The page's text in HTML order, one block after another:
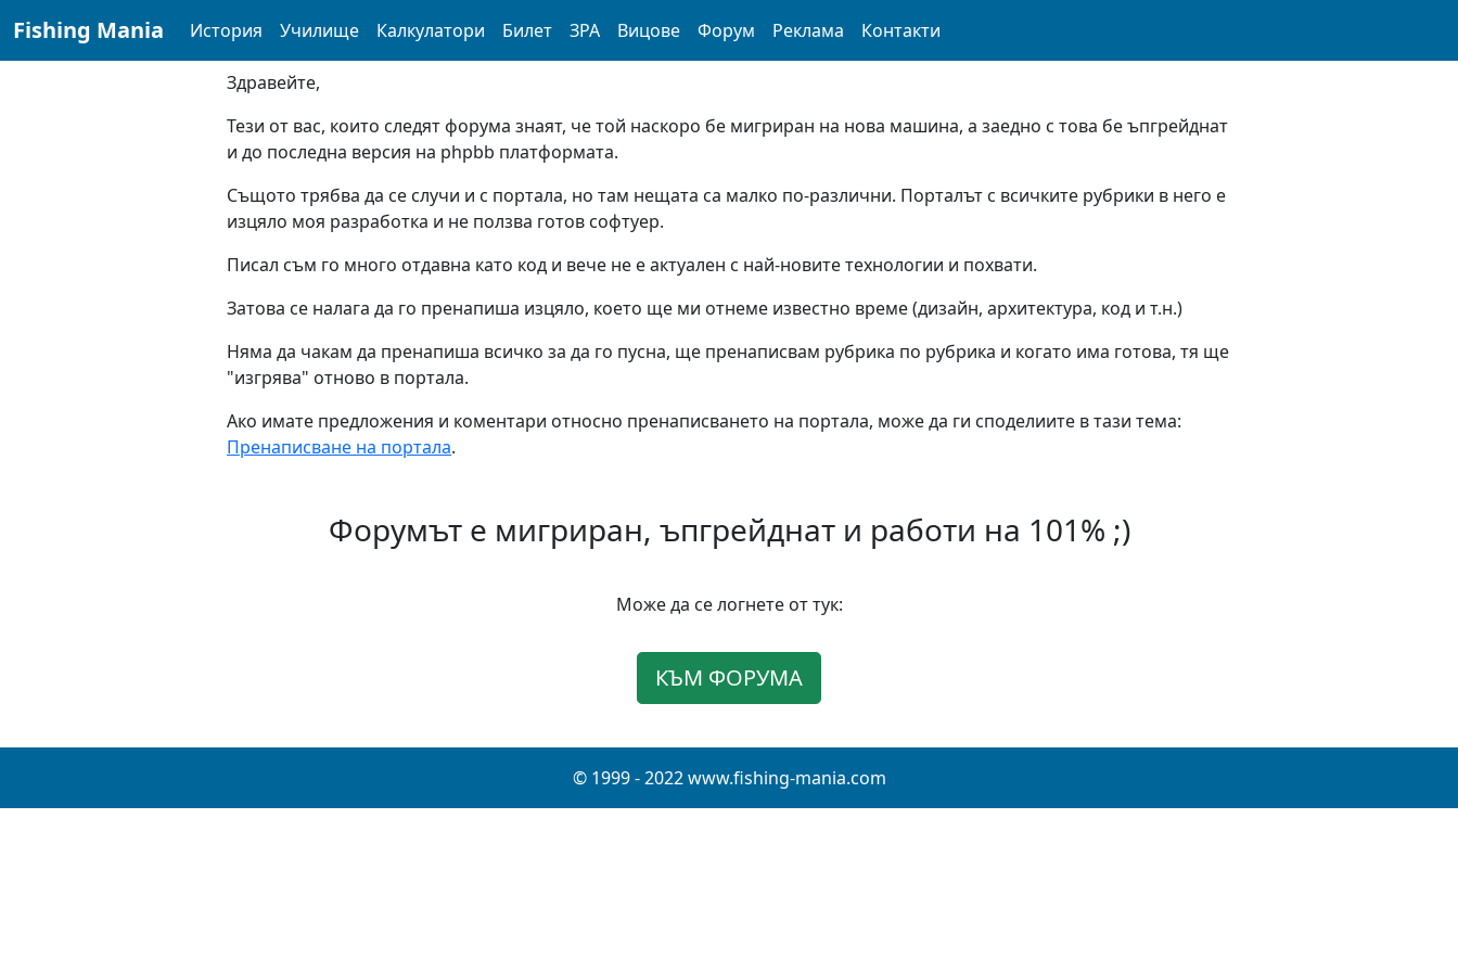
Fishing Mania История Училище Калкулатори Билет ЗРА Вицове Форум Реклама Контакти
Здравейте,
Тези от вас, които следят форума знаят, че той наскоро бе мигриран на нова машина, а заедно с това бе ъпгрейднат
и до последна версия на phpbb платформата.
Същото трябва да се случи и с портала, но там нещата са малко по-различни. Порталът с всичките рубрики в него е
изцяло моя разработка и не ползва готов софтуер.
Писал съм го много отдавна като код и вече не е актуален с най-новите технологии и похвати.
Затова се налага да го пренапиша изцяло, което ще ми отнеме известно време (дизайн, архитектура, код и т.н.)
Няма да чакам да пренапиша всичко за да го пусна, ще пренаписвам рубрика по рубрика и когато има готова, тя ще
"изгрява" отново в портала.
Ако имате предложения и коментари относно пренаписването на портала, може да ги споделиите в тази тема:
Пренаписване на портала.
Форумът е мигриран, ъпгрейднат и работи на 101% ;)
Може да се логнете от тук:
КЪМ ФОРУМА
© 1999 - 2022 www.fishing-mania.com